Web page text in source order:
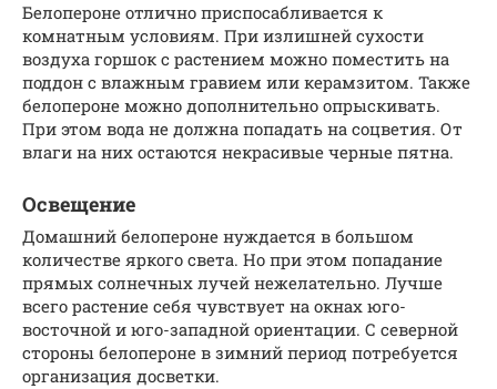
Белопероне отлично приспосабливается к
комнатным условиям. При излишней сухости
воздуха горшок с растением можно поместить на
поддон с влажным гравием или керамзитом. Также
белопероне можно дополнительно опрыскивать.
При этом вода не должна попадать на соцветия. От
влаги на них остаются некрасивые черные пятна.
Освещение
Домашний белопероне нуждается в большом
количестве яркого света. Но при этом попадание
прямых солнечных лучей нежелательно. Лучше
всего растение себя чувствует на окнах юго-
восточной и юго-западной ориентации. С северной
стороны белопероне в зимний период потребуется
организация досветки.